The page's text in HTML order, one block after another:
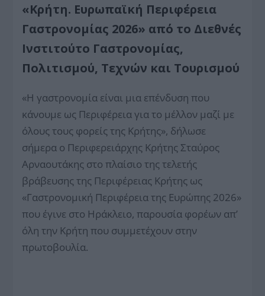
«Κρήτη. Ευρωπαϊκή Περιφέρεια
Γαστρονομίας 2026» από το Διεθνές
Ινστιτούτο Γαστρονομίας,
Πολιτισμού, Τεχνών και Τουρισμού
«Η γαστρονομία είναι μια επένδυση που
κάνουμε ως Περιφέρεια για το μέλλον μαζί με
όλους τους φορείς της Κρήτης», δήλωσε
σήμερα ο Περιφερειάρχης Κρήτης Σταύρος
Αρναουτάκης στο πλαίσιο της τελετής
βράβευσης της Περιφέρειας Κρήτης ως
«Γαστρονομική Περιφέρεια της Ευρώπης 2026»
που έγινε στο Ηράκλειο, παρουσία φορέων απ’
όλη την Κρήτη που συμμετέχουν στην
πρωτοβουλία.